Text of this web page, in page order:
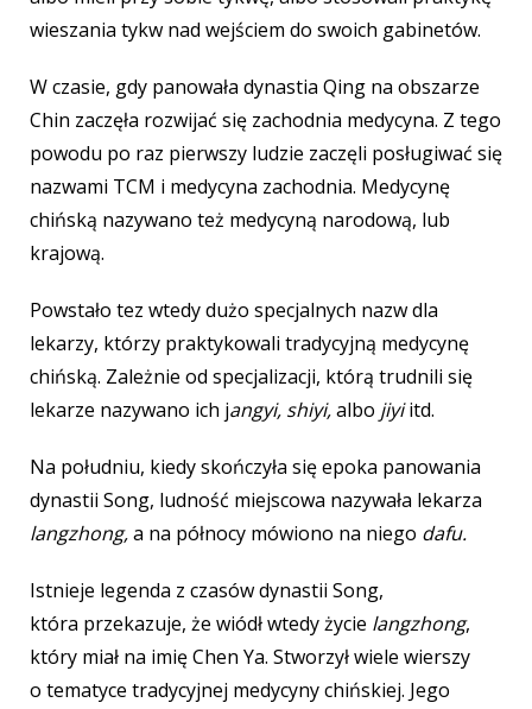
wieszania tykw nad wejściem do swoich gabinetów.
W czasie, gdy panowała dynastia Qing na obszarze
Chin zaczęła rozwijać się zachodnia medycyna. Z tego
powodu po raz pierwszy ludzie zaczęli posługiwać się
nazwami TCM i medycyna zachodnia. Medycynę
chińską nazywano też medycyną narodową, lub
krajową.
Powstało tez wtedy dużo specjalnych nazw dla
lekarzy, którzy praktykowali tradycyjną medycynę
chińską. Zależnie od specjalizacji, którą trudnili się
lekarze nazywano ich jangyi, shiyi,albo jiyiitd.
Na południu, kiedy skończyła się epoka panowania
dynastii Song, ludność miejscowa nazywała lekarza
langzhong,a na północy mówiono na niego dafu.
Istnieje legenda z czasów dynastii Song,
która przekazuje, że wiódł wtedy życie langzhong,
który miał na imię Chen Ya. Stworzył wiele wierszy
o tematyce tradycyjnej medycyny chińskiej. Jego